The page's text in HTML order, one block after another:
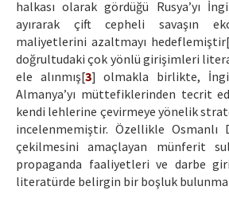
halkası olarak gördüğü Rusya’yı
ayırarak çift cepheli savaşın
maliyetlerini azaltmayı hedeflemiştir[
doğrultudaki çok yönlü girişimleri
ele alınmış[3] olmakla birlikte,
Almanya’yı müttefiklerinden tecrit
kendi lehlerine çevirmeye yönelik
incelenmemiştir. Özellikle Osmanlı
çekilmesini amaçlayan münferit
propaganda faaliyetleri ve darbe
literatürde belirgin bir boşluk